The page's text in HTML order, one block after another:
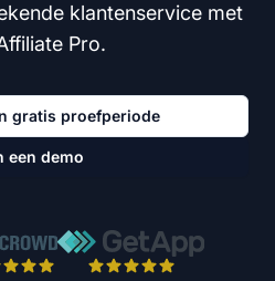
klantenservice met
Pro.
gratis proefperiode
een demo